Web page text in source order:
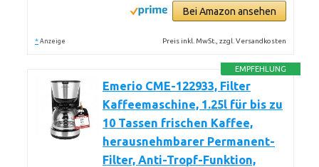
Bei Amazon ansehen
* Anzeige Preis inkl. MwSt., zzgl. Versandkosten
EMPFEHLUNG
Emerio CME-122933, Filter
Kaffeemaschine, 1.25l für bis zu
10 Tassen frischen Kaffee,
herausnehmbarer Permanent-
Filter, Anti-Tropf-Funktion,